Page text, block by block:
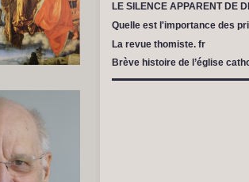
LE SILENCE APPARENT DE
Quelle est l'importance des
La revue thomiste. fr
Brève histoire de l’église